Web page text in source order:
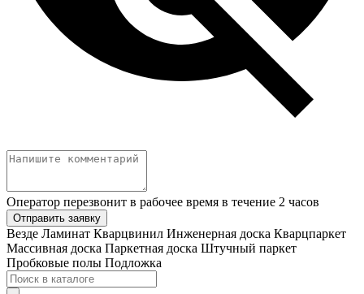
Оператор перезвонит в рабочее время в течение 2 часов
Отправить заявку
Везде Ламинат Кварцвинил Инженерная доска Кварцпаркет
Массивная доска Паркетная доска Штучный паркет
Пробковые полы Подложка